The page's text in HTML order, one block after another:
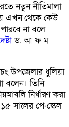
নতুন নীতিমালা
এখন থেকে কেউ
না বলে
ড. আ ফ ম
উপজেলার ধুলিয়া
বলেন। তিনি
নির্ধারণ করা
সালের পে-স্কেল